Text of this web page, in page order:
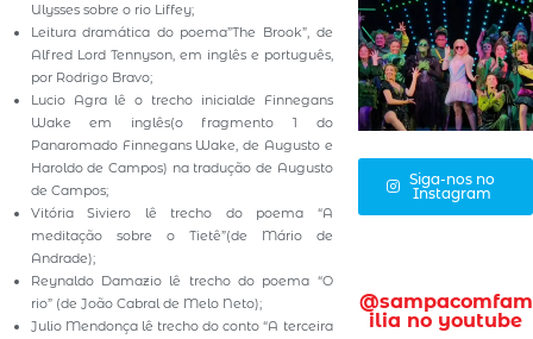
Ulysses sobre o rio Liffey;
Leitura dramática do poema”The Brook”, de
Alfred Lord Tennyson, em inglês e português,
por Rodrigo Bravo;
Lucio Agra lê o trecho inicialde Finnegans
Wake em inglês(o fragmento 1 do
Panaromado Finnegans Wake, de Augusto e
Haroldo de Campos) na tradução de Augusto
de Campos;
Vitória Siviero lê trecho do poema “A
meditação sobre o Tietê”(de Mário de
Andrade);
Reynaldo Damazio lê trecho do poema “O
rio” (de João Cabral de Melo Neto);
Julio Mendonça lê trecho do conto “A terceira
Siga-nos no
Instagram
@sampacomfam
ilia no youtube